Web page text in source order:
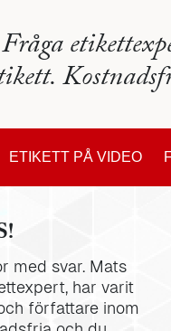
ETIKETT PÅ VIDEO
med svar. Mats
har varit
författare inom